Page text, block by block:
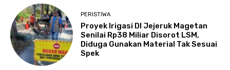
PERISTIWA
Proyek Irigasi DI Jejeruk Magetan
Senilai Rp38 Miliar Disorot LSM,
Diduga Gunakan Material Tak Sesuai
Spek